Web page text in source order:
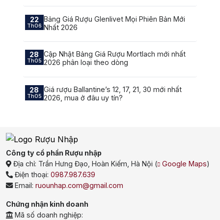
22
Th06
Bảng Giá Rượu Glenlivet Mọi Phiên Bản Mới
Nhất 2026
28
Th05
Cập Nhật Bảng Giá Rượu Mortlach mới nhất
2026 phân loại theo dòng
28
Th05
Giá rượu Ballantine’s 12, 17, 21, 30 mới nhất
2026, mua ở đâu uy tín?
Công ty cổ phần Rượu nhập
Địa chỉ: Trần Hưng Đạo, Hoàn Kiếm, Hà Nội ( Google Maps)
Điện thoại:0987.987.639
Email:ruounhap.com@gmail.com
Chứng nhận kinh doanh
Mã số doanh nghiệp: